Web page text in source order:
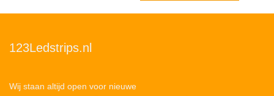
123Ledstrips.nl
Wij staan altijd open voor nieuwe